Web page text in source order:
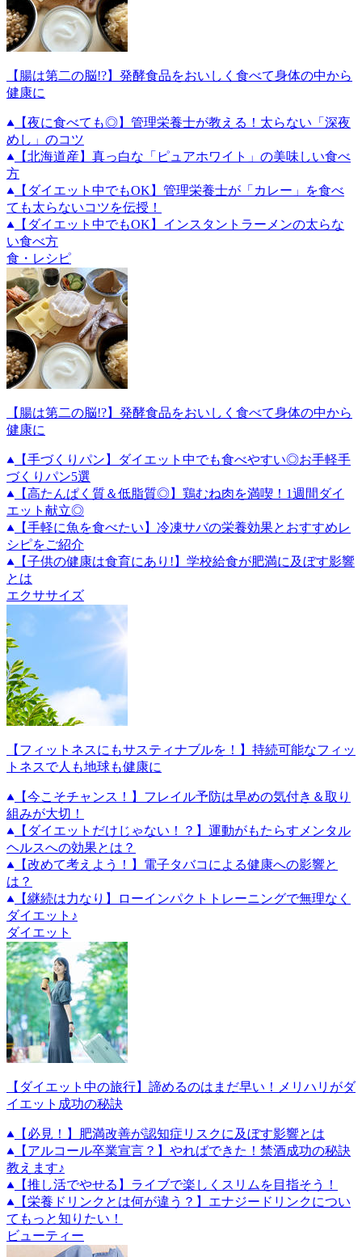
【腸は第二の脳!?】発酵食品をおいしく食べて身体の中から
健康に
【夜に食べても◎】管理栄養士が教える！太らない「深夜
めし」のコツ
【北海道産】真っ白な「ピュアホワイト」の美味しい食べ
方
【ダイエット中でもOK】管理栄養士が「カレー」を食べ
ても太らないコツを伝授！
【ダイエット中でもOK】インスタントラーメンの太らな
い食べ方
食・レシピ
【腸は第二の脳!?】発酵食品をおいしく食べて身体の中から
健康に
【手づくりパン】ダイエット中でも食べやすい◎お手軽手
づくりパン5選
【高たんぱく質＆低脂質◎】鶏むね肉を満喫！1週間ダイ
エット献立◎
【手軽に魚を食べたい】冷凍サバの栄養効果とおすすめレ
シピをご紹介
【子供の健康は食育にあり!】学校給食が肥満に及ぼす影響
とは
エクササイズ
【フィットネスにもサスティナブルを！】持続可能なフィッ
トネスで人も地球も健康に
【今こそチャンス！】フレイル予防は早めの気付き＆取り
組みが大切！
【ダイエットだけじゃない！？】運動がもたらすメンタル
ヘルスへの効果とは？
【改めて考えよう！】電子タバコによる健康への影響と
は？
【継続は力なり】ローインパクトトレーニングで無理なく
ダイエット♪
ダイエット
【ダイエット中の旅行】諦めるのはまだ早い！メリハリがダ
イエット成功の秘訣
【必見！】肥満改善が認知症リスクに及ぼす影響とは
【アルコール卒業宣言？】やればできた！禁酒成功の秘訣
教えます♪
【推し活でやせる】ライブで楽しくスリムを目指そう！
【栄養ドリンクとは何が違う？】エナジードリンクについ
てもっと知りたい！
ビューティー